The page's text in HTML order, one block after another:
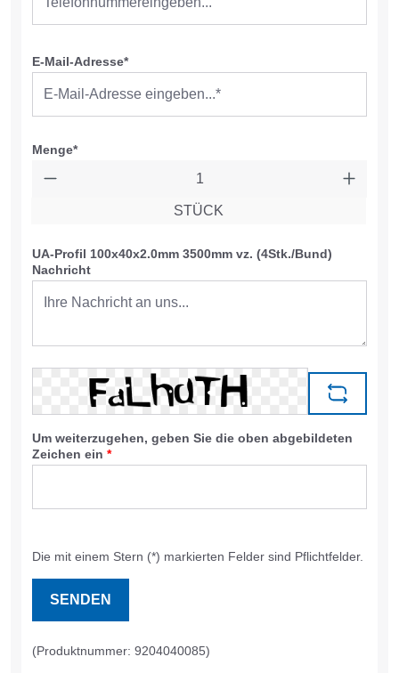
E-Mail-Adresse*
Menge*
STÜCK
UA-Profil 100x40x2.0mm 3500mm vz. (4Stk./Bund)
Nachricht
Um weiterzugehen, geben Sie die oben abgebildeten
Zeichen ein *
Die mit einem Stern (*) markierten Felder sind Pflichtfelder.
SENDEN
(Produktnummer: 9204040085)